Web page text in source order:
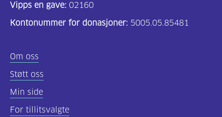
helsepersonell
(157)
innhold
(59)
Diabetes
type
Vipps en gave: 02160
Kontonummer for donasjoner: 5005.05.85481
Om oss
Støtt oss
Min side
For tillitsvalgte